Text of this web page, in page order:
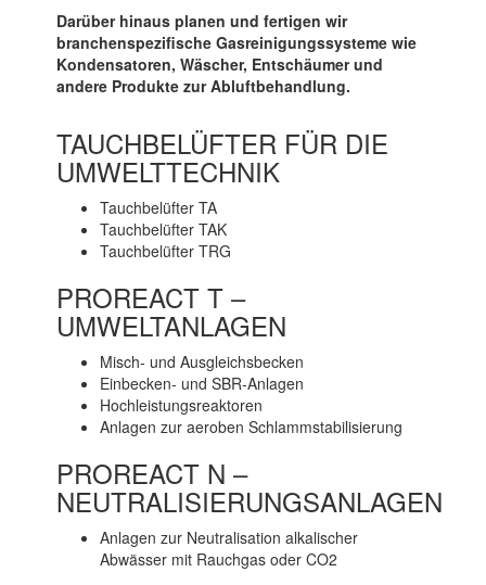
Darüber hinaus planen und fertigen wir
branchenspezifische Gasreinigungssysteme wie
Kondensatoren, Wäscher, Entschäumer und
andere Produkte zur Abluftbehandlung.
TAUCHBELÜFTER FÜR DIE
UMWELTTECHNIK
Tauchbelüfter TA
Tauchbelüfter TAK
Tauchbelüfter TRG
PROREACT T –
UMWELTANLAGEN
Misch- und Ausgleichsbecken
Einbecken- und SBR-Anlagen
Hochleistungsreaktoren
Anlagen zur aeroben Schlammstabilisierung
PROREACT N –
NEUTRALISIERUNGSANLAGEN
Anlagen zur Neutralisation alkalischer
Abwässer mit Rauchgas oder CO2